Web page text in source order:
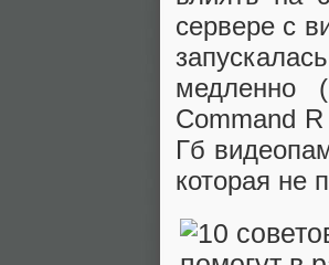
сервере с
медленно
Command
Гб
которая не